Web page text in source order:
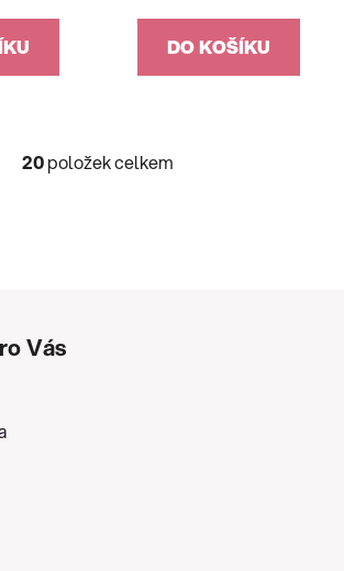
DO KOŠÍKU
O
20položek celkem
Vás